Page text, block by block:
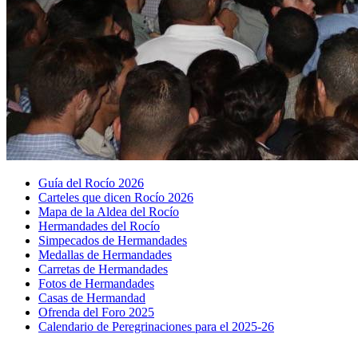
Guía del Rocío 2026
Carteles que dicen Rocío 2026
Mapa de la Aldea del Rocío
Hermandades del Rocío
Simpecados de Hermandades
Medallas de Hermandades
Carretas de Hermandades
Fotos de Hermandades
Casas de Hermandad
Ofrenda del Foro 2025
Calendario de Peregrinaciones para el 2025-26